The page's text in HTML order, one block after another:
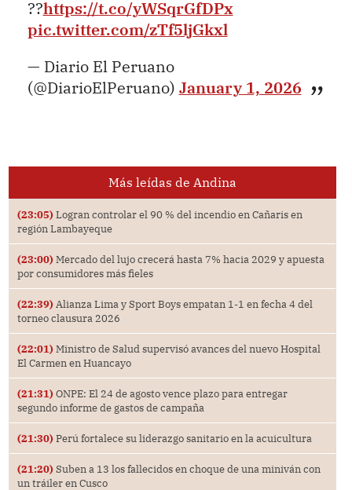
??https://t.co/yWSqrGfDPx
pic.twitter.com/zTf5ljGkxl
— Diario El Peruano
(@DiarioElPeruano) January 1, 2026
Más leídas de Andina
(23:05) Logran controlar el 90 % del incendio en Cañaris en
región Lambayeque
(23:00) Mercado del lujo crecerá hasta 7% hacia 2029 y apuesta
por consumidores más fieles
(22:39) Alianza Lima y Sport Boys empatan 1-1 en fecha 4 del
torneo clausura 2026
(22:01) Ministro de Salud supervisó avances del nuevo Hospital
El Carmen en Huancayo
(21:31) ONPE: El 24 de agosto vence plazo para entregar
segundo informe de gastos de campaña
(21:30) Perú fortalece su liderazgo sanitario en la acuicultura
(21:20) Suben a 13 los fallecidos en choque de una miniván con
un tráiler en Cusco